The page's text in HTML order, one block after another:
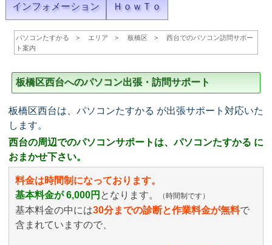
インフォメーション ＨｏｗＴｏ
パソコンたすかる エリア 板橋区
西台でのパソコン訪問サポー
ト案内
板橋区西台へのパソコン出張・訪問サポート
板橋区西台は、パソコンたすかる が出張サポート対応いた
します。
西台の周辺でのパソコンサポートは、パソコンたすかる に
おまかせ下さい。
料金は時間制になっております。
基本料金が 6,000円 となります。 （時間制です）
基本料金の中には30分までの診断と作業料金が無料で
含まれていますので、